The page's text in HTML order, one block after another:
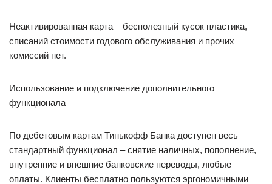
Неактивированная карта – бесполезный кусок пластика,
списаний стоимости годового обслуживания и прочих
комиссий нет.
Использование и подключение дополнительного
функционала
По дебетовым картам Тинькофф Банка доступен весь
стандартный функционал – снятие наличных, пополнение,
внутренние и внешние банковские переводы, любые
оплаты. Клиенты бесплатно пользуются эргономичными